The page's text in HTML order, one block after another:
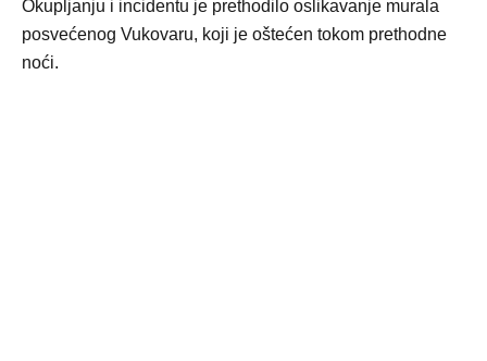
Okupljanju i incidentu je prethodilo oslikavanje murala
posvećenog Vukovaru, koji je oštećen tokom prethodne
noći.